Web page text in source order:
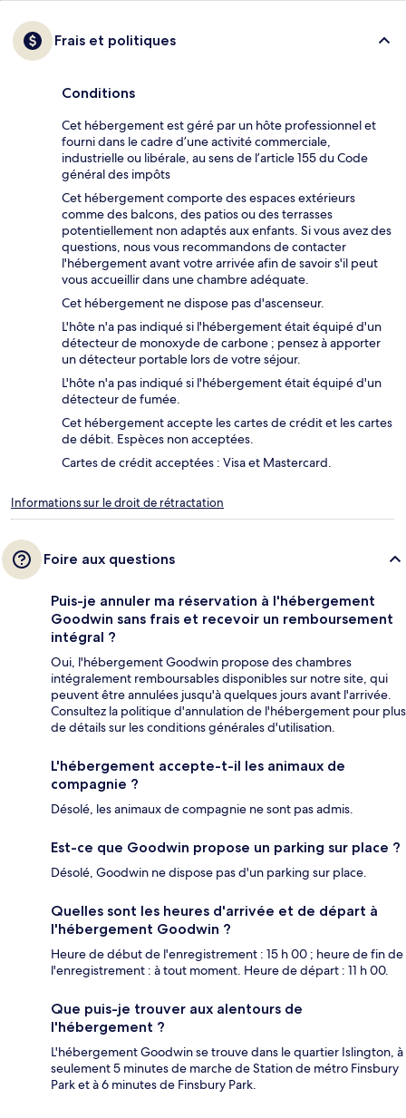
Frais et politiques
Conditions
Cet hébergement est géré par un hôte professionnel et
fourni dans le cadre d’une activité commerciale,
industrielle ou libérale, au sens de l’article 155 du Code
général des impôts
Cet hébergement comporte des espaces extérieurs
comme des balcons, des patios ou des terrasses
potentiellement non adaptés aux enfants. Si vous avez des
questions, nous vous recommandons de contacter
l'hébergement avant votre arrivée afin de savoir s'il peut
vous accueillir dans une chambre adéquate.
Cet hébergement ne dispose pas d'ascenseur.
L'hôte n'a pas indiqué si l'hébergement était équipé d'un
détecteur de monoxyde de carbone ; pensez à apporter
un détecteur portable lors de votre séjour.
L'hôte n'a pas indiqué si l'hébergement était équipé d'un
détecteur de fumée.
Cet hébergement accepte les cartes de crédit et les cartes
de débit. Espèces non acceptées.
Cartes de crédit acceptées : Visa et Mastercard.
Informations sur le droit de rétractation
Foire aux questions
Puis-je annuler ma réservation à l'hébergement
Goodwin sans frais et recevoir un remboursement
intégral ?
Oui, l'hébergement Goodwin propose des chambres
intégralement remboursables disponibles sur notre site, qui
peuvent être annulées jusqu'à quelques jours avant l'arrivée.
Consultez la politique d'annulation de l'hébergement pour plus
de détails sur les conditions générales d'utilisation.
L'hébergement accepte-t-il les animaux de
compagnie ?
Désolé, les animaux de compagnie ne sont pas admis.
Est-ce que Goodwin propose un parking sur place ?
Désolé, Goodwin ne dispose pas d'un parking sur place.
Quelles sont les heures d'arrivée et de départ à
l'hébergement Goodwin ?
Heure de début de l'enregistrement : 15 h 00 ; heure de fin de
l'enregistrement : à tout moment. Heure de départ : 11 h 00.
Que puis-je trouver aux alentours de
l'hébergement ?
L'hébergement Goodwin se trouve dans le quartier Islington, à
seulement 5 minutes de marche de Station de métro Finsbury
Park et à 6 minutes de Finsbury Park.